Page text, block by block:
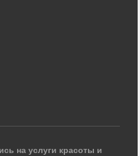
на услуги красоты и